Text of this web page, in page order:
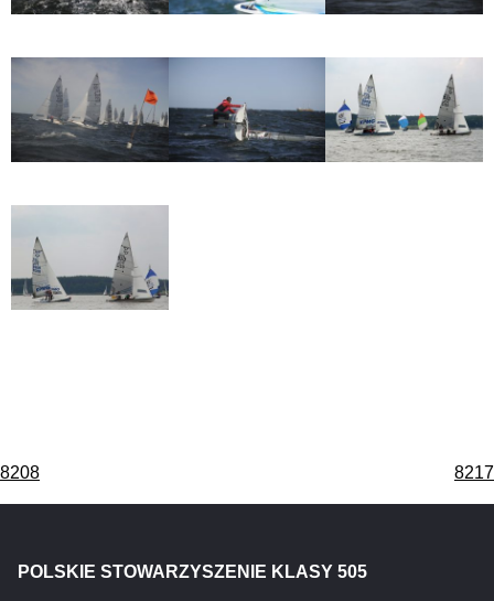
Nawigacja
wpisu
8208 8217
POLSKIE STOWARZYSZENIE KLASY 505